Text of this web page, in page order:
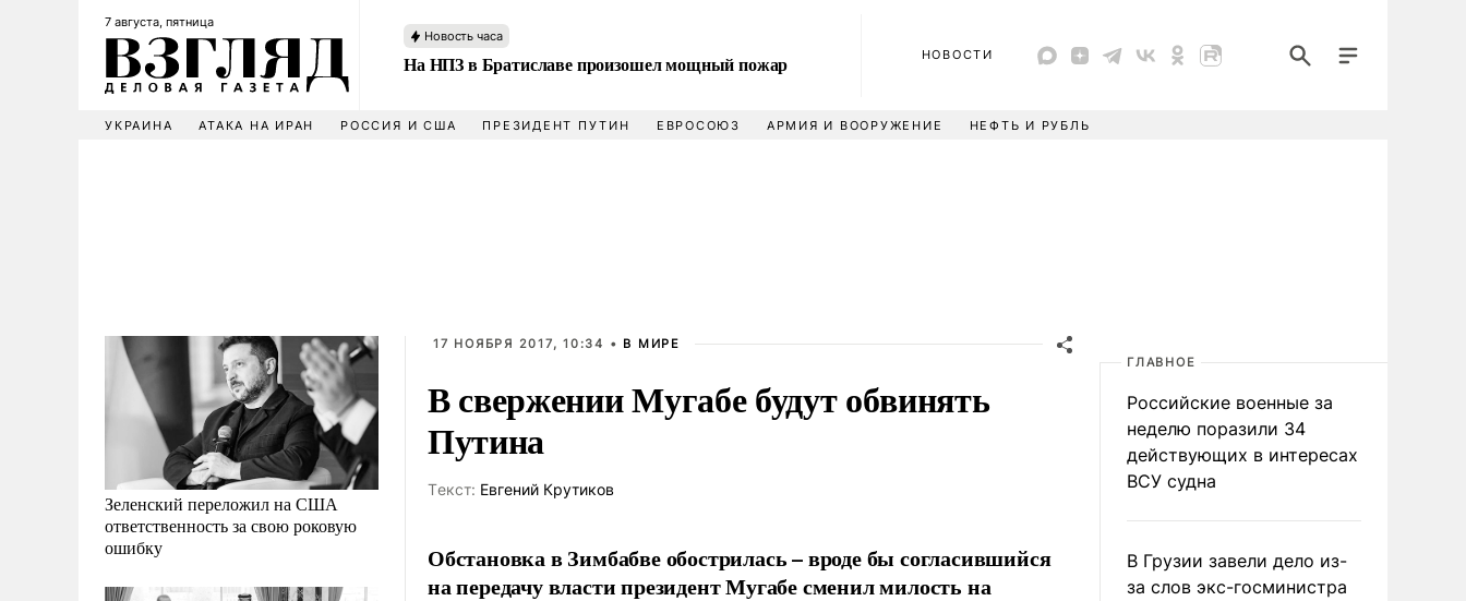
7 августа, пятница
Новость часа
На НПЗ в Братиславе произошел мощный пожар НОВОСТИ
УКРАИНА АТАКА НА ИРАН РОССИЯ И США ПРЕЗИДЕНТ ПУТИН ЕВРОСОЮЗ АРМИЯ И ВООРУЖЕНИЕ НЕФТЬ И РУБЛЬ
Зеленский переложил на США
ответственность за свою роковую
ошибку
17 НОЯБРЯ 2017, 10:34 • В МИРЕ
В свержении Мугабе будут обвинять
Путина
Tекст: Евгений Крутиков
Обстановка в Зимбабве обострилась – вроде бы согласившийся
на передачу власти президент Мугабе сменил милость на
ГЛАВНОЕ
Российские военные за
неделю поразили 34
действующих в интересах
ВСУ судна
В Грузии завели дело из-
за слов экс-госминистра